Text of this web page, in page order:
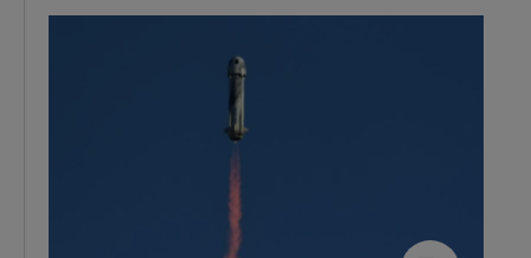
(nouvelle (nouvelle